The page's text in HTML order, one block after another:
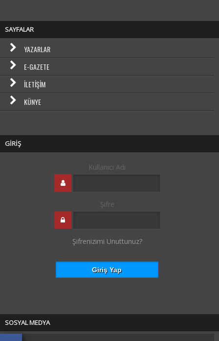
SAYFALAR
YAZARLAR
E-GAZETE
İLETIŞIM
KÜNYE
GİRİŞ
Kullanıcı Adı
Şifre
Şifrenizimi Unuttunuz?
SOSYAL MEDYA